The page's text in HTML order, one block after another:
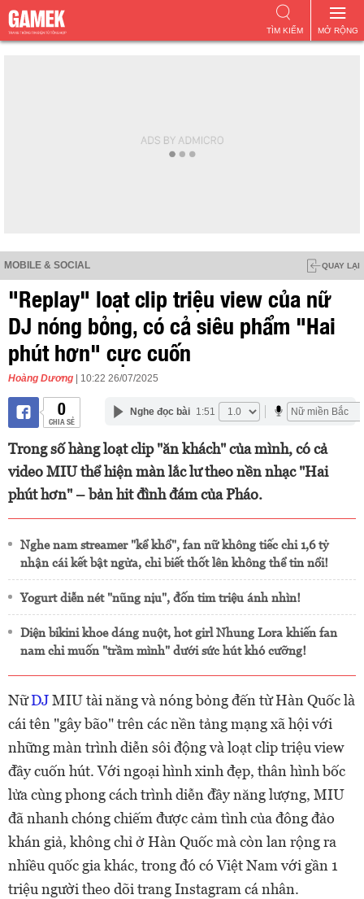
MỞ RỘNG
TÌM KIẾM
MOBILE & SOCIAL QUAY LẠI
"Replay" loạt clip triệu view của nữ
DJ nóng bỏng, có cả siêu phẩm "Hai
phút hơn" cực cuốn
Hoàng Dương | 10:22 26/07/2025
0
CHIA SẺ
Nghe đọc bài 1:51
Trong số hàng loạt clip "ăn khách" của mình, có cả
video MIU thể hiện màn lắc lư theo nền nhạc "Hai
phút hơn" – bản hit đình đám của Pháo.
Nghe nam streamer "kể khổ", fan nữ không tiếc chi 1,6 tỷ
nhận cái kết bật ngửa, chỉ biết thốt lên không thể tin nổi!
Yogurt diễn nét "nũng nịu", đốn tim triệu ánh nhìn!
Diện bikini khoe dáng nuột, hot girl Nhung Lora khiến fan
nam chỉ muốn "trầm mình" dưới sức hút khó cưỡng!
NữDJMIU tài năng và nóng bỏng đến từ Hàn Quốc là
cái tên "gây bão" trên các nền tảng mạng xã hội với
những màn trình diễn sôi động và loạt clip triệu view
đầy cuốn hút. Với ngoại hình xinh đẹp, thân hình bốc
lửa cùng phong cách trình diễn đầy năng lượng, MIU
đã nhanh chóng chiếm được cảm tình của đông đảo
khán giả, không chỉ ở Hàn Quốc mà còn lan rộng ra
nhiều quốc gia khác, trong đó có Việt Nam với gần 1
triệu người theo dõi trang Instagram cá nhân.